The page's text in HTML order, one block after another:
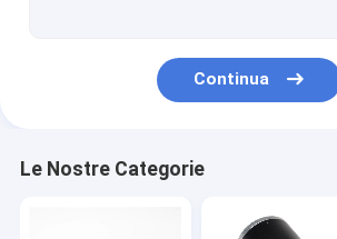
Continua
Le Nostre Categorie